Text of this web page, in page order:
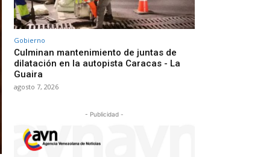
Gobierno
Culminan mantenimiento de juntas de
dilatación en la autopista Caracas - La
Guaira
agosto 7, 2026
- Publicidad -